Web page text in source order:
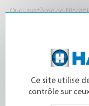
Quel système de
Ce site utilise
contrôle sur